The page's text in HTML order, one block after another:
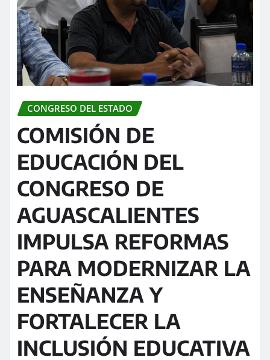
CONGRESO DEL ESTADO
COMISIÓN DE
EDUCACIÓN DEL
CONGRESO DE
AGUASCALIENTES
IMPULSA REFORMAS
PARA MODERNIZAR LA
ENSEÑANZA Y
FORTALECER LA
INCLUSIÓN EDUCATIVA